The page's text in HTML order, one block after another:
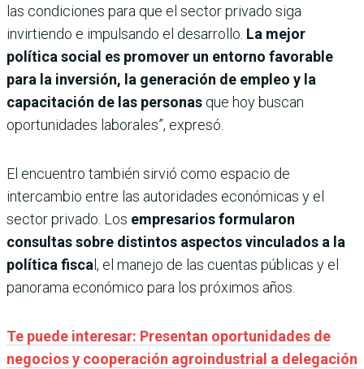
las condiciones para que el sector privado siga
invirtiendo e impulsando el desarrollo. La mejor
política social es promover un entorno favorable
para la inversión, la generación de empleo y la
capacitación de las personas que hoy buscan
oportunidades laborales”, expresó.
El encuentro también sirvió como espacio de
intercambio entre las autoridades económicas y el
sector privado. Los empresarios formularon
consultas sobre distintos aspectos vinculados a la
política fiscal, el manejo de las cuentas públicas y el
panorama económico para los próximos años.
Te puede interesar: Presentan oportunidades de
negocios y cooperación agroindustrial a delegación